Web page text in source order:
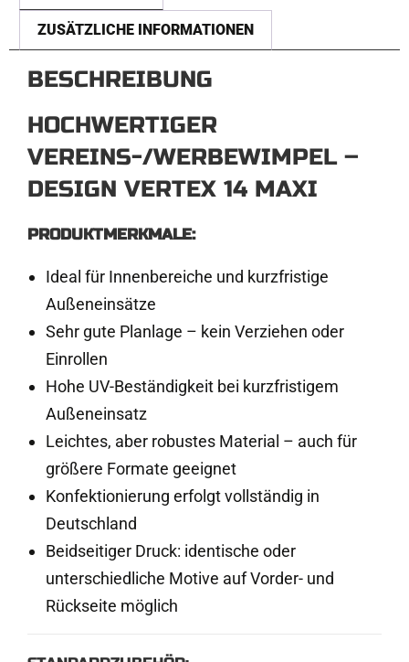
ZUSÄTZLICHE INFORMATIONEN
BESCHREIBUNG
HOCHWERTIGER
VEREINS-/WERBEWIMPEL –
DESIGN VERTEX 14 MAXI
PRODUKTMERKMALE:
Ideal für Innenbereiche und kurzfristige
Außeneinsätze
Sehr gute Planlage – kein Verziehen oder
Einrollen
Hohe UV-Beständigkeit bei kurzfristigem
Außeneinsatz
Leichtes, aber robustes Material – auch für
größere Formate geeignet
Konfektionierung erfolgt vollständig in
Deutschland
Beidseitiger Druck: identische oder
unterschiedliche Motive auf Vorder- und
Rückseite möglich